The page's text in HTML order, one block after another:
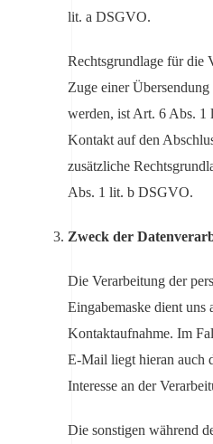
lit. a DSGVO.
Rechtsgrundlage für die
Zuge einer
werden, ist Art. 6 Abs.
Kontakt auf den
zusätzliche
Abs. 1 lit. b DSGVO.
Zweck der
Die Verarbeitung der
Eingabemaske dient
Kontaktaufnahme. Im
E-Mail liegt hieran auch
Interesse an der
Die sonstigen während